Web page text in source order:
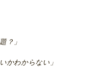
？」
かわからない」